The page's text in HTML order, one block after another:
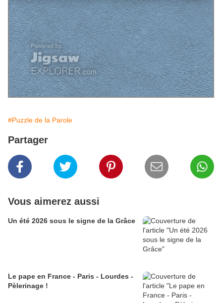
#Puzzle de la Parole
Partager
Vous aimerez aussi
Un été 2026 sous le signe de la Grâce
Le pape en France - Paris - Lourdes -
Pèlerinage !